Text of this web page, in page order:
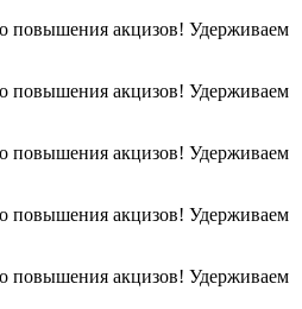
повышения акцизов! Удерживаем
повышения акцизов! Удерживаем
повышения акцизов! Удерживаем
повышения акцизов! Удерживаем
повышения акцизов! Удерживаем